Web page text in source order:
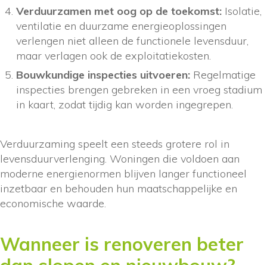
Verduurzamen met oog op de toekomst: Isolatie,
ventilatie en duurzame energieoplossingen
verlengen niet alleen de functionele levensduur,
maar verlagen ook de exploitatiekosten.
Bouwkundige inspecties uitvoeren: Regelmatige
inspecties brengen gebreken in een vroeg stadium
in kaart, zodat tijdig kan worden ingegrepen.
Verduurzaming speelt een steeds grotere rol in
levensduurverlenging. Woningen die voldoen aan
moderne energienormen blijven langer functioneel
inzetbaar en behouden hun maatschappelijke en
economische waarde.
Wanneer is renoveren beter